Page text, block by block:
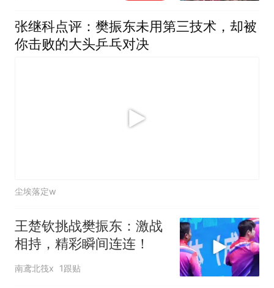
张继科点评：樊振东未用第三技术，却被
你击败的大头乒乓对决
尘埃落定w
王楚钦挑战樊振东：激战
相持，精彩瞬间连连！
南鸢北筏x 1跟贴